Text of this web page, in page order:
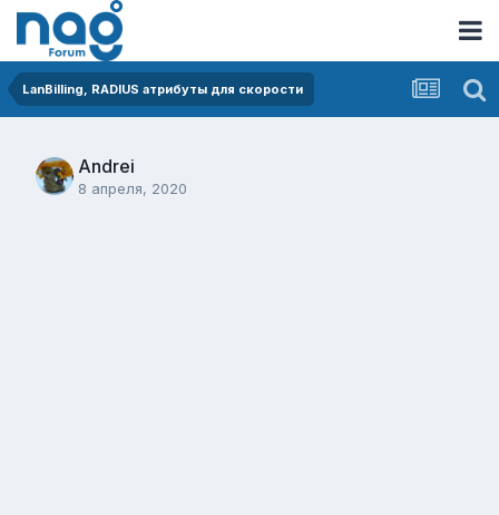
LanBilling, RADIUS атрибуты для скорости
Andrei
8 апреля, 2020